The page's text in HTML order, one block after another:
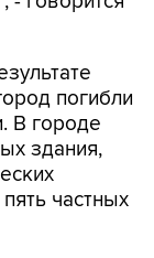
погибли
В городе
здания,
частных